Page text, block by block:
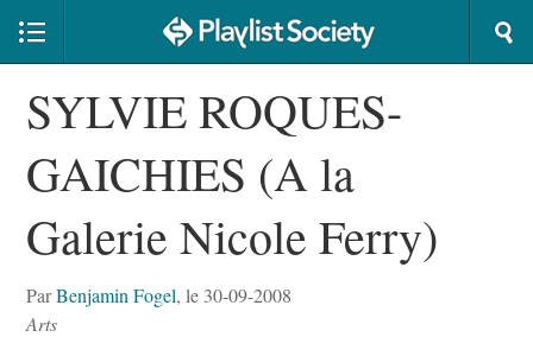
SYLVIE ROQUES-
GAICHIES (A la
Galerie Nicole Ferry)
ParBenjamin Fogel, le 30-09-2008
Arts